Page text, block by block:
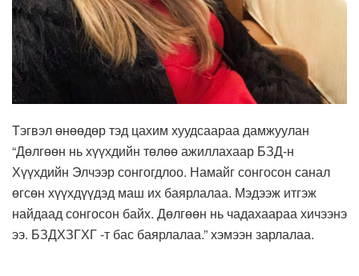
Тэгвэл өнөөдөр тэд цахим хуудсаараа дамжуулан
“Дөлгөөн нь хүүхдийн төлөө ажиллахаар БЗД-н
Хүүхдийн Элчээр сонгогдлоо. Намайг сонгосон санал
өгсөн хүүхдүүдэд маш их баярлалаа. Мэдээж итгэж
найдаад сонгосон байх. Дөлгөөн нь чадахаараа хичээнэ
ээ. БЗДХЗГХГ -т бас баярлалаа.” хэмээн зарлалаа.